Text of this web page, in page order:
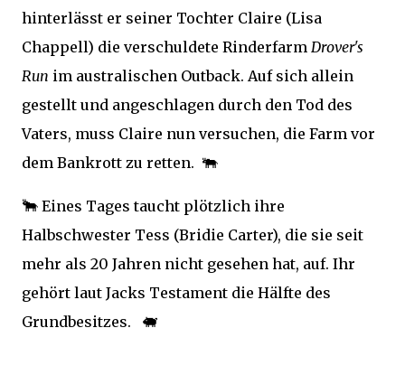
hinterlässt er seiner Tochter Claire (Lisa
Chappell) die verschuldete Rinderfarm Drover's
Run im australischen Outback. Auf sich allein
gestellt und angeschlagen durch den Tod des
Vaters, muss Claire nun versuchen, die Farm vor
dem Bankrott zu retten. 🐃
🐂 Eines Tages taucht plötzlich ihre
Halbschwester Tess (Bridie Carter), die sie seit
mehr als 20 Jahren nicht gesehen hat, auf. Ihr
gehört laut Jacks Testament die Hälfte des
Grundbesitzes.
🐖